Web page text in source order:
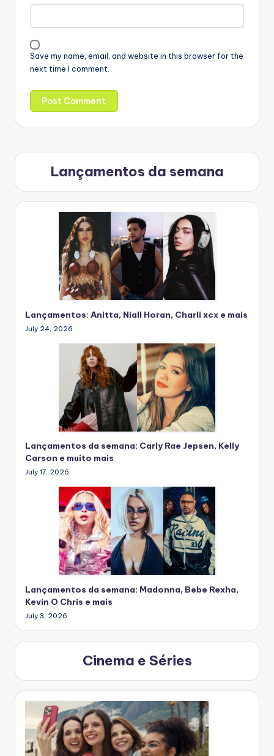
Save my name, email, and website in this browser for the
next time I comment.
Lançamentos da semana
Lançamentos: Anitta, Niall Horan, Charli xcx e mais
July 24, 2026
Lançamentos da semana: Carly Rae Jepsen, Kelly
Carson e muito mais
July 17, 2026
Lançamentos da semana: Madonna, Bebe Rexha,
Kevin O Chris e mais
July 3, 2026
Cinema e Séries